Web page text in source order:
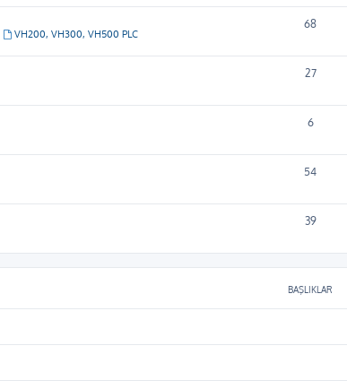
VH200, VH300, VH500 PLC
68
27
6
54
39
BAŞLIKLAR